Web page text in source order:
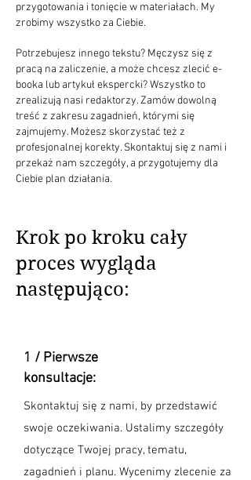
przygotowania i tonięcie w materiałach. My
zrobimy wszystko za Ciebie.
Potrzebujesz innego tekstu? Męczysz się z
pracą na zaliczenie, a może chcesz zlecić e-
booka lub artykuł ekspercki? Wszystko to
zrealizują nasi redaktorzy. Zamów dowolną
treść z zakresu zagadnień, którymi się
zajmujemy. Możesz skorzystać też z
profesjonalnej korekty. Skontaktuj się z nami i
przekaż nam szczegóły, a przygotujemy dla
Ciebie plan działania.
Krok po kroku cały
proces wygląda
następująco:
1 / Pierwsze
konsultacje:
Skontaktuj się z nami, by przedstawić
swoje oczekiwania. Ustalimy szczegóły
dotyczące Twojej pracy, tematu,
zagadnień i planu. Wycenimy zlecenie za